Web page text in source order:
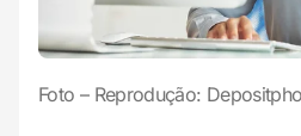
Foto – Reprodução: